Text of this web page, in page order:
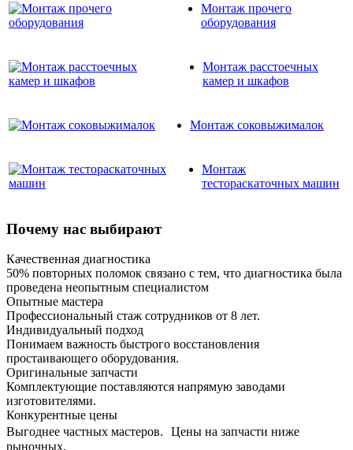
Монтаж прочего
оборудования
Монтаж расстоечных
камер и шкафов
Монтаж соковыжималок
Монтаж
тестораскаточных машин
Почему нас выбирают
Качественная диагностика
50% повторных поломок связано с тем, что диагностика была
проведена неопытным специалистом
Опытные мастера
Профессиональный стаж сотрудников от 8 лет.
Индивидуальный подход
Понимаем важность быстрого восстановления
простаивающего оборудования.
Оригинальные запчасти
Комплектующие поставляются напрямую заводами
изготовителями.
Конкурентные цены
Выгоднее частных мастеров. Цены на запчасти ниже
рыночных.